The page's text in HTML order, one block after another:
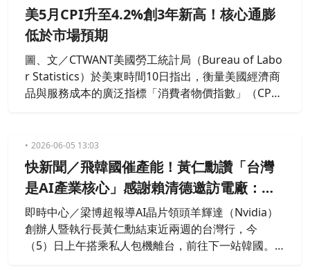
美5月CPI升至4.2%創3年新高！核心通膨
低於市場預期
圖、文／CTWANT美國勞工統計局（Bureau of Labo
r Statistics）於美東時間10日指出，衡量美國經濟商
品與服務成本的廣泛指標「消費者物價指數」（CP
瓊》（Dow Jones）調查的市場共識，且4月的環比
數據還低0.1個百分點。
2026-06-05 13:03
快新聞／飛韓國催產能！黃仁勳讚「台灣
是AI產業核心」感謝賴清德邀訪電廠：極
大榮幸
即時中心／梁博超報導AI晶片領頭羊輝達（Nvidia）
創辦人暨執行長黃仁勳結束近兩週的台灣行，今
（5）日上午搭乘私人包機離台，前往下一站韓國。